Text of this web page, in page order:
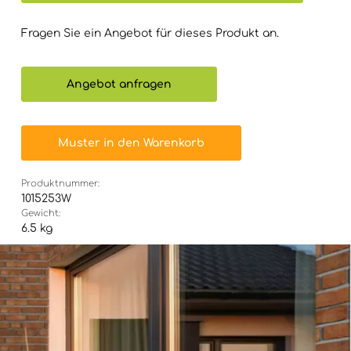
Fragen Sie ein Angebot für dieses Produkt an.
Angebot anfragen
Muster in den Warenkorb
Produktnummer:
1015253W
Gewicht:
6.5 kg